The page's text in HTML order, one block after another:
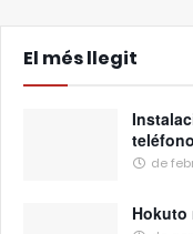
El més llegit
de
Hokuto